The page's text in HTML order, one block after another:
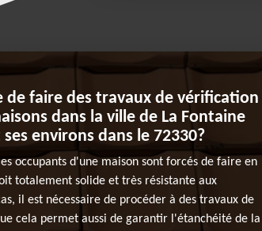
de faire des travaux de vérification
dans la ville de La Fontaine
environs dans le 72330?
occupants d'une maison sont forcés de faire en
totalement solide et très résistante aux
il est nécessaire de procéder à des travaux de
cela permet aussi de garantir l'étanchéité de la